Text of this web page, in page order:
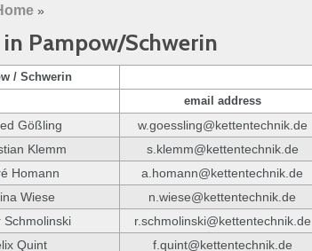
»
Pampow/Schwerin
/ Schwerin
email address
Gößling w.goessling@kettentechnik.de
Klemm
s.klemm@kettentechnik.de
Homann
a.homann@kettentechnik.de
Wiese
n.wiese@kettentechnik.de
Schmolinski
r.schmolinski@kettentechnik.de
Quint
f.quint@kettentechnik.de